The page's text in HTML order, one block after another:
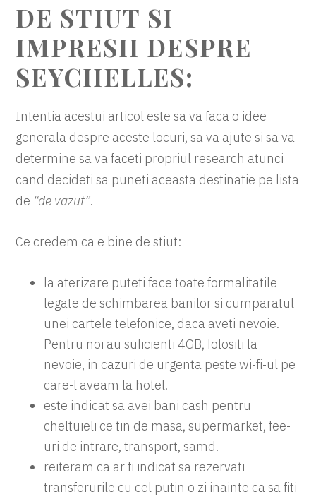
DE STIUT SI
IMPRESII DESPRE
SEYCHELLES:
Intentia acestui articol este sa va faca o idee
generala despre aceste locuri, sa va ajute si sa va
determine sa va faceti propriul research atunci
cand decideti sa puneti aceasta destinatie pe lista
de “de vazut”.
Ce credem ca e bine de stiut:
la aterizare puteti face toate formalitatile
legate de schimbarea banilor si cumparatul
unei cartele telefonice, daca aveti nevoie.
Pentru noi au suficienti 4GB, folositi la
nevoie, in cazuri de urgenta peste wi-fi-ul pe
care-l aveam la hotel.
este indicat sa avei bani cash pentru
cheltuieli ce tin de masa, supermarket, fee-
uri de intrare, transport, samd.
reiteram ca ar fi indicat sa rezervati
transferurile cu cel putin o zi inainte ca sa fiti